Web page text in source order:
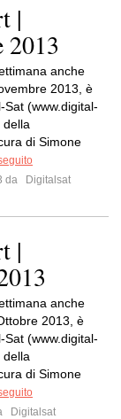
|
2013
anche
2013, è
(www.digital-
della
di Simone
da
Digitalsat
|
anche
2013, è
(www.digital-
della
di Simone
Digitalsat